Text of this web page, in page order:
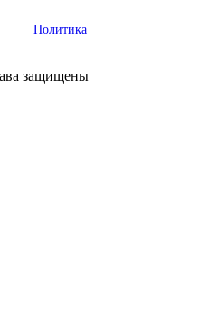
Политика
защищены